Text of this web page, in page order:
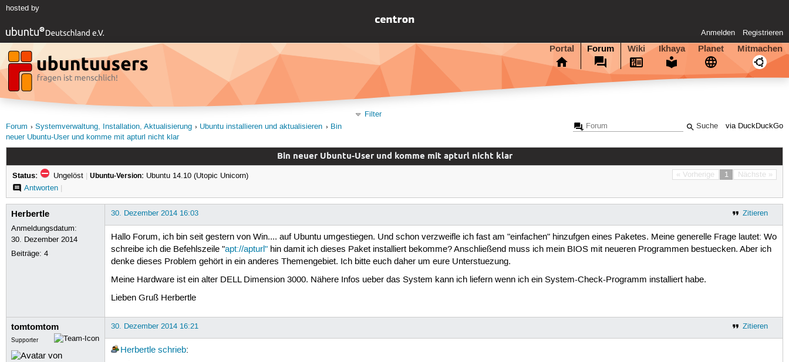
hosted by
Anmelden Registrieren
Portal Forum Wiki Ikhaya Planet Mitmachen
via DuckDuckGo
Filter
Forum
Systemverwaltung, Installation, Aktualisierung Ubuntu installieren und aktualisieren
Bin
neuer Ubuntu-User und komme mit apturl nicht klar
Bin neuer Ubuntu-User und komme mit apturl nicht klar
« Vorherige 1 Nächste »
Status: Ungelöst | Ubuntu-Version: Ubuntu 14.10 (Utopic Unicorn)
Antworten|
Herbertle
Anmeldungsdatum:
30. Dezember 2014
Beiträge:4
Zitieren
30. Dezember 2014 16:03
Hallo Forum, ich bin seit gestern von Win.... auf Ubuntu umgestiegen. Und schon verzweifle ich fast am "einfachen" hinzufgen eines Paketes. Meine generelle Frage lautet: Wo
schreibe ich die Befehlszeile "apt://apturl"hin damit ich dieses Paket installiert bekomme? Anschließend muss ich mein BIOS mit neueren Programmen bestuecken. Aber ich
denke dieses Problem gehört in ein anderes Themengebiet. Ich bitte euch daher um eure Unterstuezung.
Meine Hardware ist ein alter DELL Dimension 3000. Nähere Infos ueber das System kann ich liefern wenn ich ein System-Check-Programm installiert habe.
Lieben Gruß Herbertle
tomtomtom
Supporter
Zitieren
30. Dezember 2014 16:21
Herbertle schrieb: